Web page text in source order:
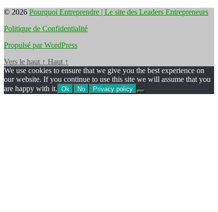
© 2026 Pourquoi Entreprendre | Le site des Leaders Entrepreneurs
Politique de Confidentialité
Propulsé par WordPress
Vers le haut ↑ Haut ↑
We use cookies to ensure that we give you the best experience on
our website. If you continue to use this site we will assume that you
are happy with it. Ok No Privacy policy